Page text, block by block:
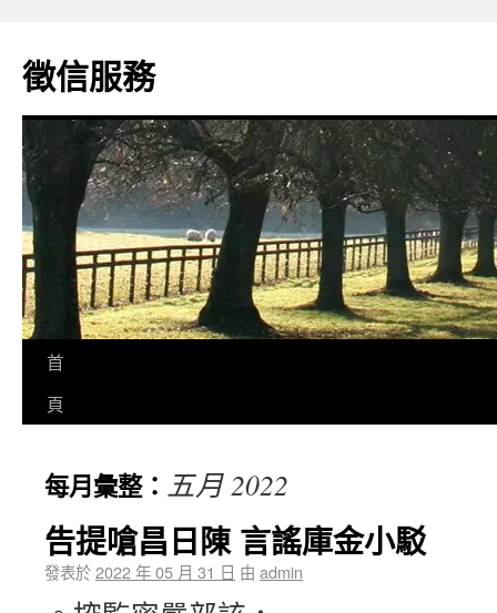
徵信服務
首
頁
每月彙整： 五月 2022
告提嗆昌日陳 言謠庫金小駁
發表於2022 年 05 月 31 日 由 admin